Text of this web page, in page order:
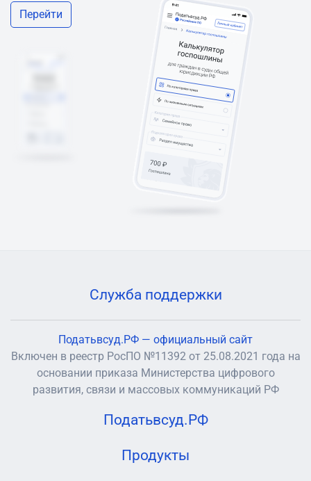
Перейти
Служба поддержки
Податьвсуд.РФ — официальный сайт
Включен в реестр РосПО №11392 от 25.08.2021 года на
основании приказа Министерства цифрового
развития, связи и массовых коммуникаций РФ
Податьвсуд.РФ
Продукты